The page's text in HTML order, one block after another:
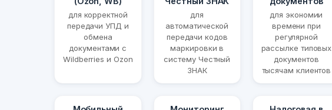
для корректной
передачи УПД и
обмена
документами с
Wildberries и Ozon
для
автоматической
передачи кодов
маркировки в
систему Честный
ЗНАК
для экономии
времени при
регулярной
рассылке типовых
документов
тысячам клиентов